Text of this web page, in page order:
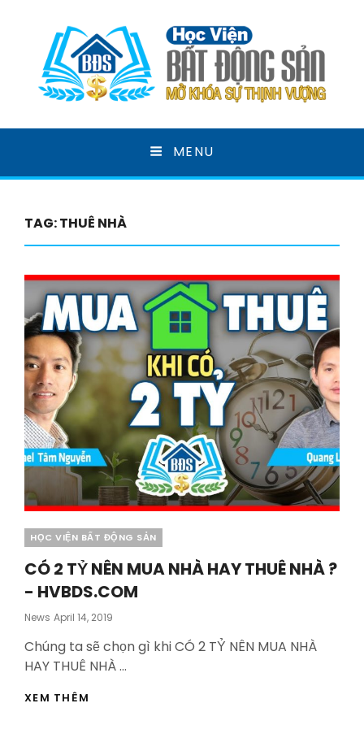
HỌC VIỆN BẤT ĐỘNG
SẢN
MENU
TAG:THUÊ NHÀ
Categories
HỌC VIỆN BẤT ĐỘNG SẢN
CÓ 2 TỶ NÊN MUA NHÀ HAY THUÊ NHÀ ?
- HVBDS.COM
News Posted
April 14, 2019
Chúng ta sẽ chọn gì khi CÓ 2 TỶ NÊN MUA NHÀ
HAY THUÊ NHÀ …
XEM THÊM